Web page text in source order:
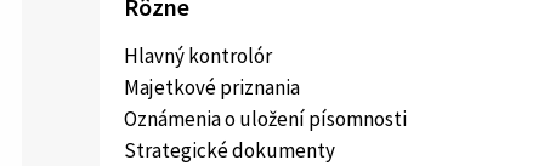
Rôzne
Hlavný kontrolór
Majetkové priznania
Oznámenia o uložení písomnosti
Strategické dokumenty